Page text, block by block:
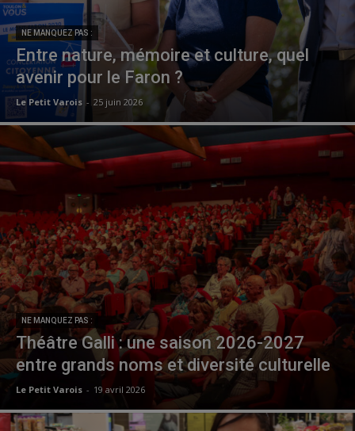
NE MANQUEZ PAS :
Entre nature, mémoire et culture, quel
avenir pour le Faron ?
Le Petit Varois - 25 juin 2026
NE MANQUEZ PAS :
Théâtre Galli : une saison 2026-2027
entre grands noms et diversité culturelle
Le Petit Varois - 19 avril 2026